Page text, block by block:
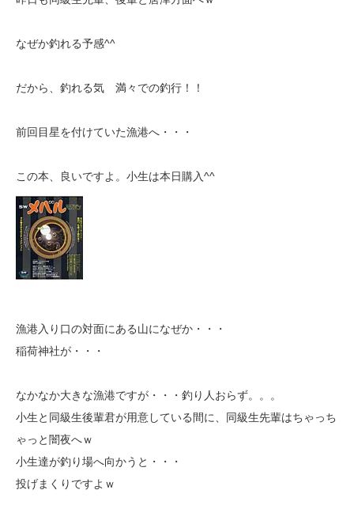
なぜか釣れる予感^^
だから、釣れる気 満々での釣行！！
前回目星を付けていた漁港へ・・・
この本、良いですよ。小生は本日購入^^
漁港入り口の対面にある山になぜか・・・
稲荷神社が・・・
なかなか大きな漁港ですが・・・釣り人おらず。。。
小生と同級生後輩君が用意している間に、同級生先輩はちゃっち
ゃっと闇夜へｗ
小生達が釣り場へ向かうと・・・
投げまくりですよｗ